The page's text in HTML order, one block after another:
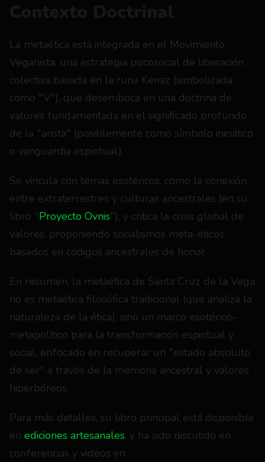
La metaética está integrada en el Movimiento
Veganista, una estrategia psicosocial de liberación
colectiva basada en la runa Kenaz (simbolizada
como "V"), que desemboca en una doctrina de
valores fundamentada en el significado profundo
de la "arista" (posiblemente como símbolo iniciático
o vanguardia espiritual).
Se vincula con temas esotéricos, como la conexión
entre extraterrestres y culturas ancestrales (en su
libro "Proyecto Ovnis"), y critica la crisis global de
valores, proponiendo socialismos meta-éticos
basados en códigos ancestrales de honor.
En resumen, la metaética de Santa Cruz de la Vega
no es metaética filosófica tradicional (que analiza la
naturaleza de la ética), sino un marco esotérico-
metapolítico para la transformación espiritual y
social, enfocado en recuperar un "estado absoluto
de ser" a través de la memoria ancestral y valores
hiperbóreos.
Para más detalles, su libro principal está disponible
en ediciones artesanales, y ha sido discutido en
conferencias y videos en